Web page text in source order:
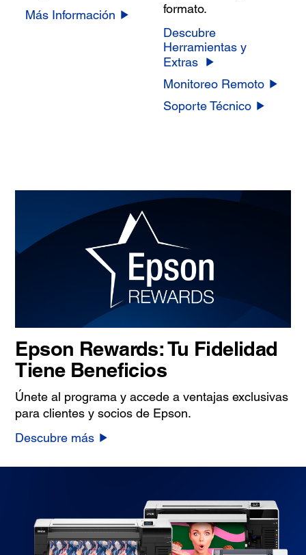
Más Información
formato.
Descubre
Herramientas y
Extras
Monitoreo Remoto
Soporte Técnico
Epson Rewards: Tu Fidelidad
Tiene Beneficios
Únete al programa y accede a ventajas exclusivas
para clientes y socios de Epson.
Descubre más